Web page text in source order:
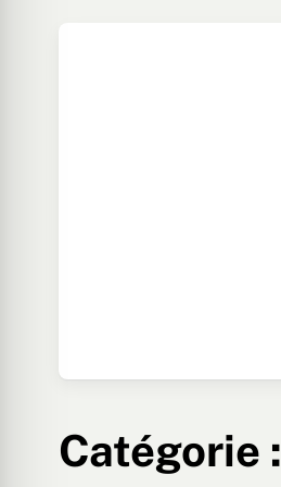
Catégorie :